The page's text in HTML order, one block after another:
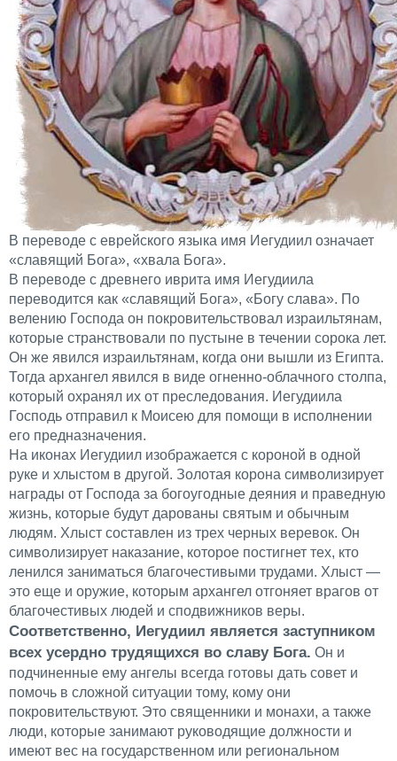
В переводе с еврейского языка имя Иегудиил означает
«славящий Бога», «хвала Бога».
В переводе с древнего иврита имя Иегудиила
переводится как «славящий Бога», «Богу слава». По
велению Господа он покровительствовал израильтянам,
которые странствовали по пустыне в течении сорока лет.
Он же явился израильтянам, когда они вышли из Египта.
Тогда архангел явился в виде огненно-облачного столпа,
который охранял их от преследования. Иегудиила
Господь отправил к Моисею для помощи в исполнении
его предназначения.
На иконах Иегудиил изображается с короной в одной
руке и хлыстом в другой. Золотая корона символизирует
награды от Господа за богоугодные деяния и праведную
жизнь, которые будут дарованы святым и обычным
людям. Хлыст составлен из трех черных веревок. Он
символизирует наказание, которое постигнет тех, кто
ленился заниматься благочестивыми трудами. Хлыст —
это еще и оружие, которым архангел отгоняет врагов от
благочестивых людей и сподвижников веры.
Соответственно, Иегудиил является заступником
всех усердно трудящихся во славу Бога. Он и
подчиненные ему ангелы всегда готовы дать совет и
помочь в сложной ситуации тому, кому они
покровительствуют. Это священники и монахи, а также
люди, которые занимают руководящие должности и
имеют вес на государственном или региональном